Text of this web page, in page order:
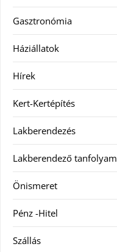
Gasztronómia
Háziállatok
Hírek
Kert-Kertépítés
Lakberendezés
Lakberendező tanfolyam
Önismeret
Pénz -Hitel
Szállás